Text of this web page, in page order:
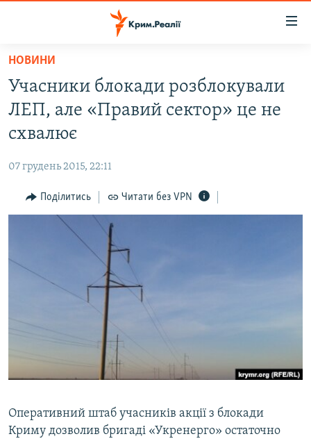
Перейти
основного
матеріалу
до
основної
навігації
Перейти
до
БЛОГИ
ПОГЛЯД
ІНТЕРВ'Ю
СПЕЦПРОЕКТИ
ВІДЕОУРОКИ «ELIFBE»
СВІДЧЕННЯ ОКУПАЦІЇ
УКРАЇНСЬКА ПРОБЛЕМА КРИМУ
ЯК ОБІЙТИ БЛОКУВАННЯ
Qırımtatar
НОВИНИ
Учасники блокади розблокували
ЛЕП, але «Правий сектор» це не
схвалює
07 грудень 2015, 22:11
Поділитись Читати без VPN
Оперативний штаб учасників акції з блокади
Криму дозволив бригаді «Укренерго» остаточно